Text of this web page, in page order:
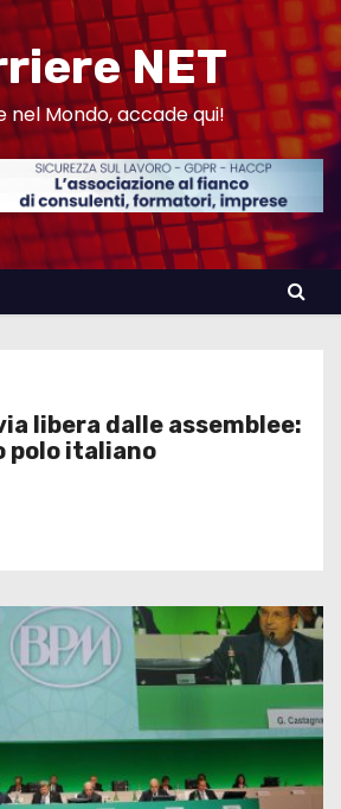
NET
nel Mondo, accade qui!
libera dalle assemblee:
polo italiano